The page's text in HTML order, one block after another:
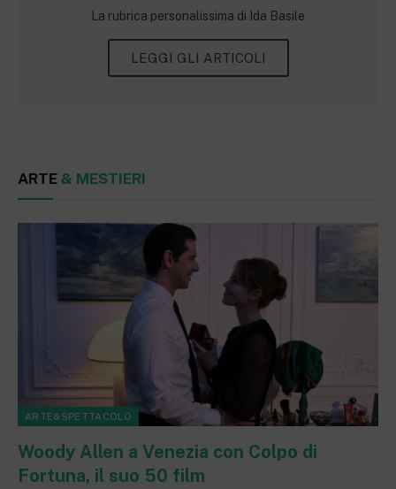
La rubrica personalissima di Ida Basile
LEGGI GLI ARTICOLI
ARTE & MESTIERI
ARTE&SPETTACOLO
Woody Allen a Venezia con Colpo di
Fortuna, il suo 50 film